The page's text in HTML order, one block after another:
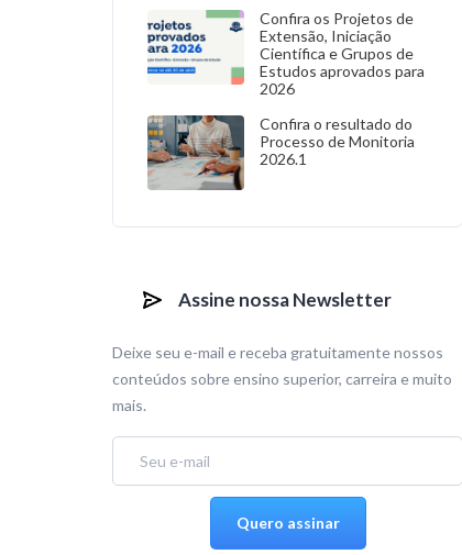
Confira os Projetos de
Extensão, Iniciação
Científica e Grupos de
Estudos aprovados para
2026
Confira o resultado do
Processo de Monitoria
2026.1
Assine nossa Newsletter
Deixe seu e-mail e receba gratuitamente nossos
conteúdos sobre ensino superior, carreira e muito
mais.